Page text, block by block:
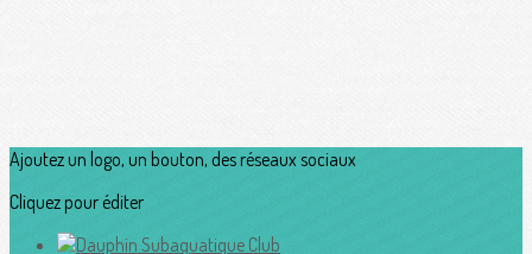
Ajoutez un logo, un bouton, des réseaux sociaux
Cliquez pour éditer